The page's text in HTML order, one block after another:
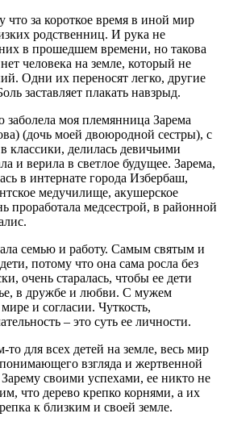
что за короткое время в иной мир
родственниц. И рука не
в прошедшем времени, но такова
человека на земле, который не
Одни их переносят легко, другие
заставляет плакать навзрыд.
моя племянница Зарема
(дочь моей двоюродной сестры), с
классики, делилась девичьими
и верила в светлое будущее. Зарема,
в интернате города Избербаш,
медучилище, акушерское
проработала медсестрой, в районной
семью и работу. Самым святым и
потому что она сама росла без
очень старалась, чтобы ее дети
в дружбе и любви. С мужем
и согласии. Чуткость,
– это суть ее личности.
то для всех детей на земле, весь мир
взгляда и жертвенной
своими успехами, ее никто не
что дерево крепко корнями, а их
к близким и своей земле.